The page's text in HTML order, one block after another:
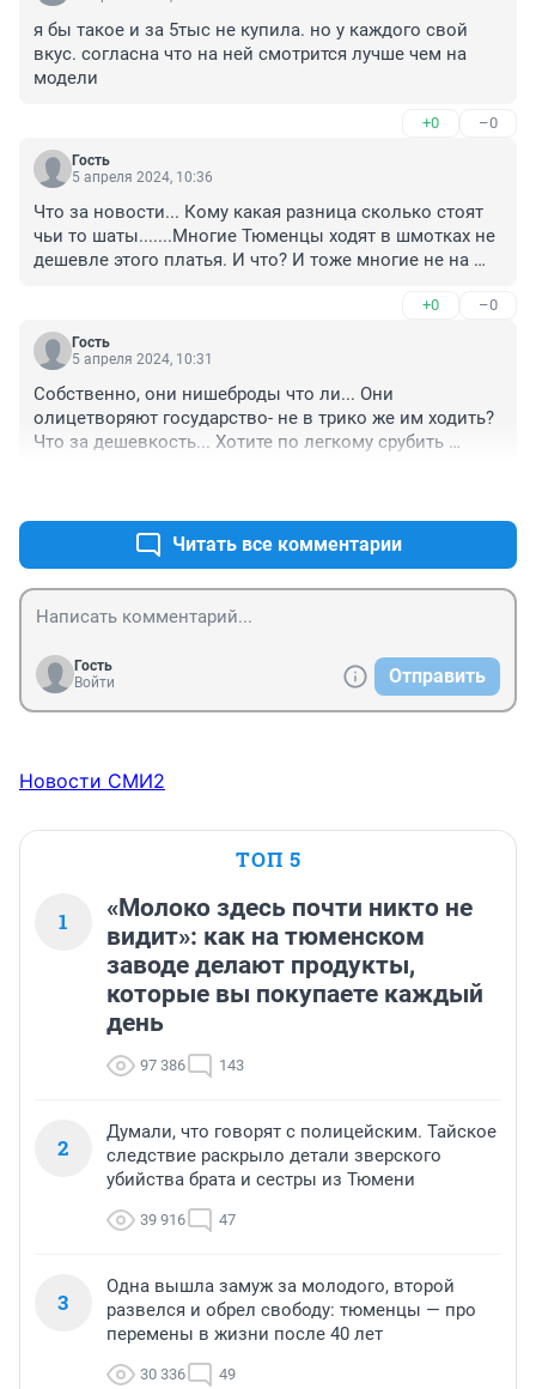
я бы такое и за 5тыс не купила. но у каждого свой
вкус. согласна что на ней смотрится лучше чем на
модели
+0 –0
Гость
5 апреля 2024, 10:36
Что за новости... Кому какая разница сколько стоят
чьи то шаты.......Многие Тюменцы ходят в шмотках не
дешевле этого платья. И что? И тоже многие не на
+0 –0
Гость
5 апреля 2024, 10:31
Собственно, они нишеброды что ли... Они
олицетворяют государство- не в трико же им ходить?
Что за дешевкость... Хотите по легкому срубить
Читать все комментарии
Гость
Войти
Отправить
Новости СМИ2
ТОП 5
1
«Молоко здесь почти никто не
видит»: как на тюменском
заводе делают продукты,
которые вы покупаете каждый
день
97 386 143
2
Думали, что говорят с полицейским. Тайское
следствие раскрыло детали зверского
убийства брата и сестры из Тюмени
39 916 47
3
Одна вышла замуж за молодого, второй
развелся и обрел свободу: тюменцы — про
перемены в жизни после 40 лет
30 336 49